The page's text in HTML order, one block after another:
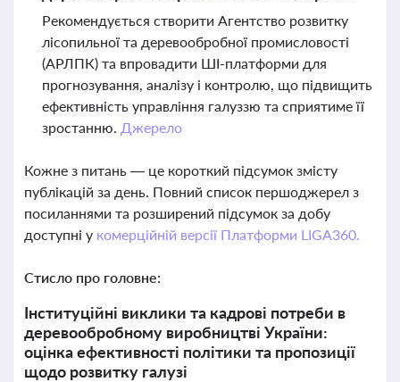
Рекомендується створити Агентство розвитку
лісопильної та деревообробної промисловості
(АРЛПК) та впровадити ШІ-платформи для
прогнозування, аналізу і контролю, що підвищить
ефективність управління галуззю та сприятиме її
зростанню. Джерело
Кожне з питань — це короткий підсумок змісту
публікацій за день. Повний список першоджерел з
посиланнями та розширений підсумок за добу
доступні у комерційній версії Платформи LIGA360.
Стисло про головне:
Інституційні виклики та кадрові потреби в
деревообробному виробництві України:
оцінка ефективності політики та пропозиції
щодо розвитку галузі